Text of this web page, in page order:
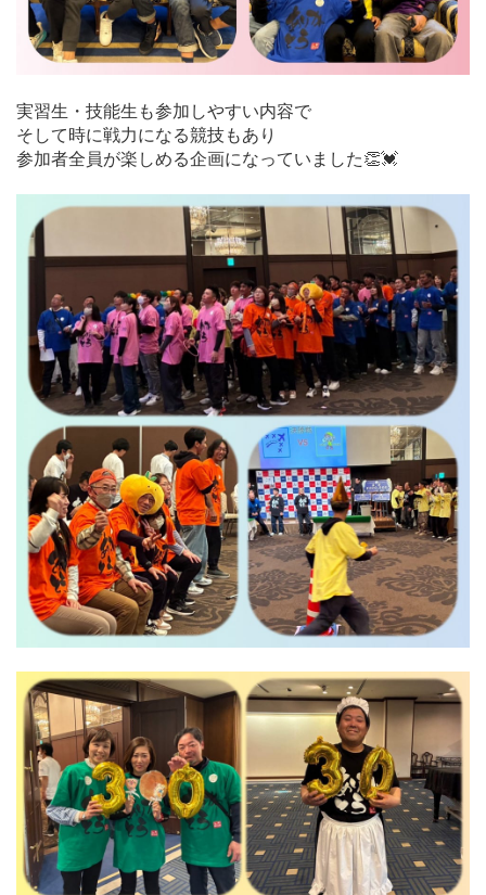
実習生・技能生も参加しやすい内容で
そして時に戦力になる競技もあり
参加者全員が楽しめる企画になっていました👏💓